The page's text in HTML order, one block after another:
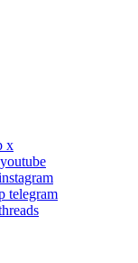
x
telegram